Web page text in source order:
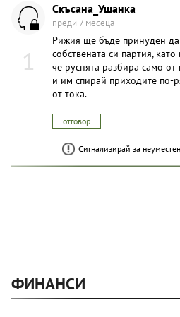
1
Скъсана_Ушанка
преди 7 месеца
Рижия ще бъде принуден
собствената си партия,
че руснята разбира само
и им спирай приходите по-
от тока.
отговор
Сигнализирай за
ФИНАНСИ